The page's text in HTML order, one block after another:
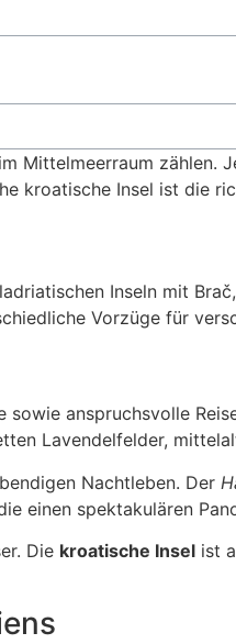
Mittelmeerraum zählen.
kroatische Insel ist die
Inseln mit
Vorzüge für
anspruchsvolle
Lavendelfelder,
Nachtleben. Der
einen spektakulären
Die kroatische Insel ist